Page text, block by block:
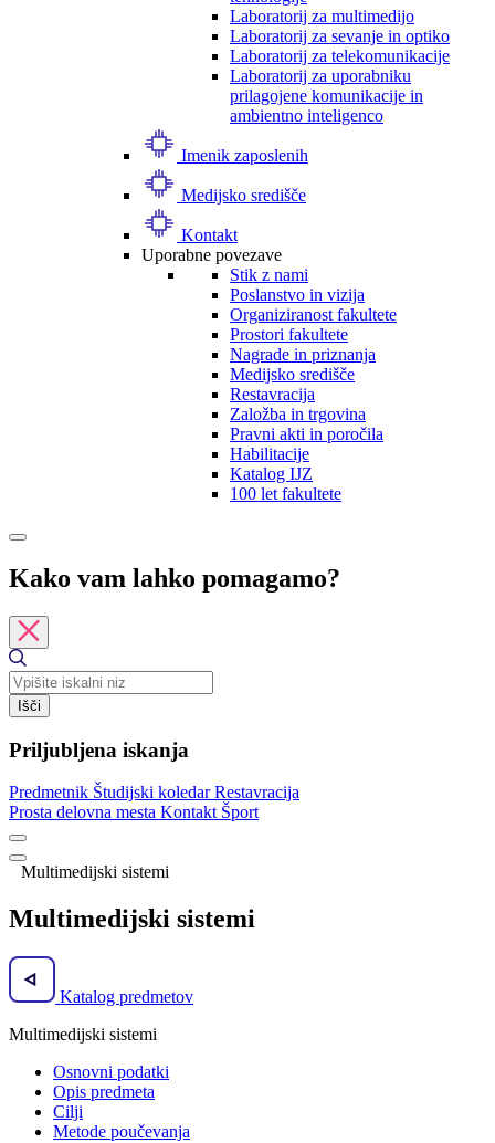
Laboratorij za multimedijo
Laboratorij za sevanje in optiko
Laboratorij za telekomunikacije
Laboratorij za uporabniku
prilagojene komunikacije in
ambientno inteligenco
Imenik zaposlenih
Medijsko središče
Kontakt
Uporabne povezave
Stik z nami
Poslanstvo in vizija
Organiziranost fakultete
Prostori fakultete
Nagrade in priznanja
Medijsko središče
Restavracija
Založba in trgovina
Pravni akti in poročila
Habilitacije
Katalog IJZ
100 let fakultete
Kako vam lahko pomagamo?
Išči
Priljubljena iskanja
Predmetnik Študijski koledarRestavracija
Prosta delovna mesta Kontakt Šport
Multimedijski sistemi
Multimedijski sistemi
Katalog predmetov
Multimedijski sistemi
Osnovni podatki
Opis predmeta
Cilji
Metode poučevanja